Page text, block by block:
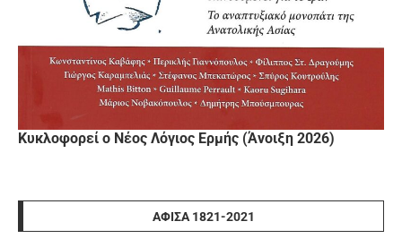
Κυκλοφορεί ο Νέος Λόγιος Ερμής (Άνοιξη 2026)
ΑΦΊΣΑ 1821-2021